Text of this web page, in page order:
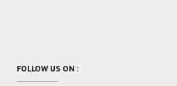
FOLLOW US ON :